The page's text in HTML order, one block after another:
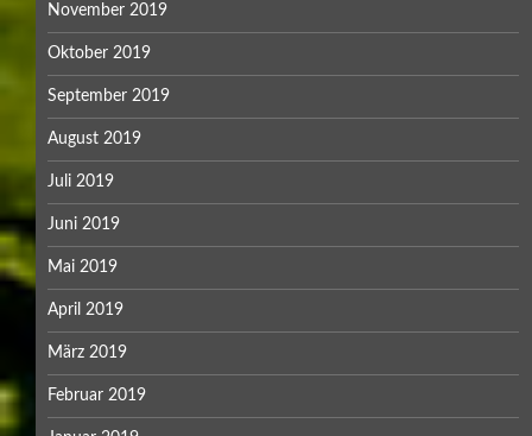
November 2019
Oktober 2019
September 2019
August 2019
Juli 2019
Juni 2019
Mai 2019
April 2019
März 2019
Februar 2019